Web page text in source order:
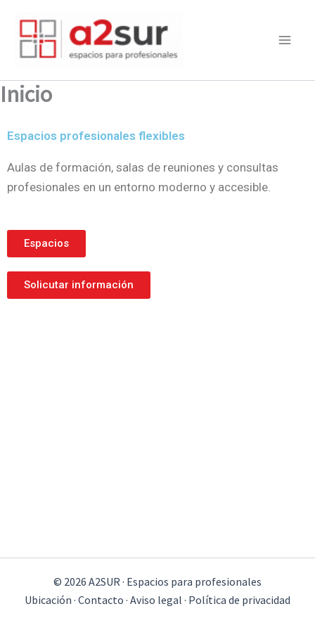
contenido
Inicio
Espacios profesionales flexibles
Aulas de formación, salas de reuniones y consultas
profesionales en un entorno moderno y accesible.
Espacios
Solicutar información
© 2026 A2SUR · Espacios para profesionales
Ubicación · Contacto · Aviso legal · Política de privacidad